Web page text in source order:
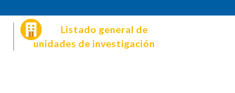
Listado general de
unidades de investigación